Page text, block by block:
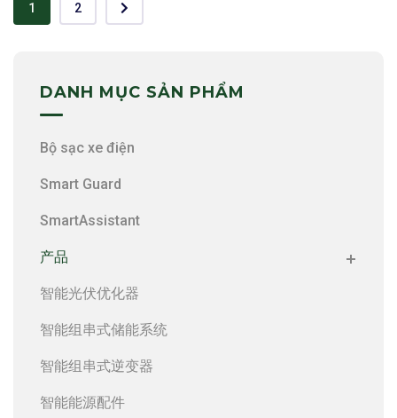
1 2
DANH MỤC SẢN PHẨM
Bộ sạc xe điện
Smart Guard
SmartAssistant
产品
智能光伏优化器
智能组串式储能系统
智能组串式逆变器
智能能源配件